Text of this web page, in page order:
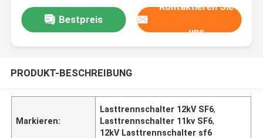
Bestpreis
Kontaktieren Sie
uns
PRODUKT-BESCHREIBUNG
Markieren:
Lasttrennschalter 12kV SF6,
Lasttrennschalter 11kv SF6,
12kV Lasttrennschalter sf6